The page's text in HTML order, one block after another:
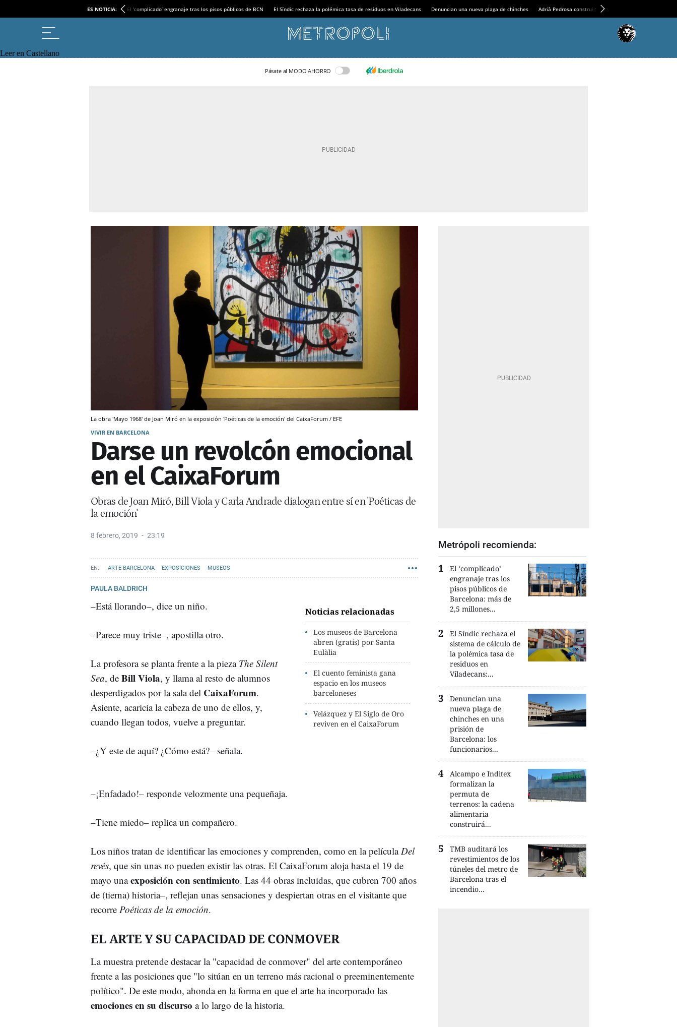
ES NOTICIA: El ‘complicado’ engranaje tras los pisos públicos de BCN El Síndic rechaza la polémica tasa de residuos en Viladecans Denuncian una nueva plaga de chinches Adrià Pedrosa construirá la nueva residencia en el
Leer en Castellano
Pásate al MODO AHORRO
La obra 'Mayo 1968' de Joan Miró en la exposición 'Poéticas de la emoción' del CaixaForum / EFE
VIVIR EN BARCELONA
Darse un revolcón emocional
en el CaixaForum
Obras de Joan Miró, Bill Viola y Carla Andrade dialogan entre sí en 'Poéticas de
la emoción'
8 febrero, 2019 23:19
ARTE BARCELONA EXPOSICIONES MUSEOS
PAULA BALDRICH
Noticias relacionadas
Los museos de Barcelona
abren (gratis) por Santa
Eulàlia
El cuento feminista gana
espacio en los museos
barceloneses
Velázquez y El Siglo de Oro
reviven en el CaixaForum
–Está llorando–, dice un niño.
–Parece muy triste–, apostilla otro.
La profesora se planta frente a la pieza The Silent
Sea, de Bill Viola, y llama al resto de alumnos
desperdigados por la sala del CaixaForum.
Asiente, acaricia la cabeza de uno de ellos, y,
cuando llegan todos, vuelve a preguntar.
–¿Y este de aquí? ¿Cómo está?– señala.
–¡Enfadado!– responde velozmente una pequeñaja.
–Tiene miedo– replica un compañero.
Los niños tratan de identificar las emociones y comprenden, como en la película Del
revés, que sin unas no pueden existir las otras. El CaixaForum aloja hasta el 19 de
mayo unaexposición con sentimiento. Las 44 obras incluidas, que cubren 700 años
de (tierna) historia–, reflejan unas sensaciones y despiertan otras en el visitante que
recorre Poéticas de la emoción.
EL ARTE Y SU CAPACIDAD DE CONMOVER
La muestra pretende destacar la "capacidad de conmover" del arte contemporáneo
frente a las posiciones que "lo sitúan en un terreno más racional o preeminentemente
político". De este modo, ahonda en la forma en que el arte ha incorporado las
emociones en su discurso a lo largo de la historia.
Metrópoli recomienda:
El ‘complicado’
engranaje tras los
pisos públicos de
Barcelona: más de
2,5 millones...
El Síndic rechaza el
sistema de cálculo de
la polémica tasa de
residuos en
Viladecans:...
Denuncian una
nueva plaga de
chinches en una
prisión de
Barcelona: los
funcionarios...
Alcampo e Inditex
formalizan la
permuta de
terrenos: la cadena
alimentaria
construirá...
TMB auditará los
revestimientos de los
túneles del metro de
Barcelona tras el
incendio...